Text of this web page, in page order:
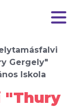
Gergely"
Iskola
"Thury